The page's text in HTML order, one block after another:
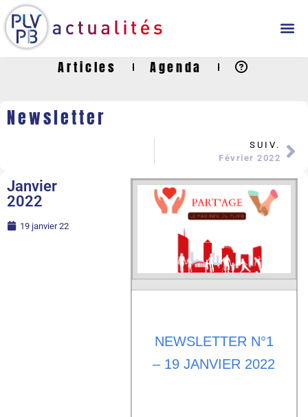
Articles Agenda
Newsletter
SUIV.
Février 2022
Janvier
2022
19 janvier 22
NEWSLETTER N°1
– 19 JANVIER 2022